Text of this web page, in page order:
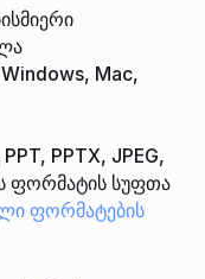
Mac,
PPTX, JPEG,
ფორმატის სუფთა
ფორმატების